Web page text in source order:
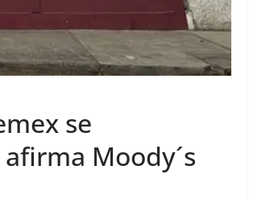
se
Moody´s